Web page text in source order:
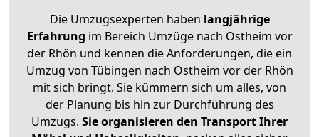
Die Umzugsexperten haben langjährige
Erfahrung im Bereich Umzüge nach Ostheim vor
der Rhön und kennen die Anforderungen, die ein
Umzug von Tübingen nach Ostheim vor der Rhön
mit sich bringt. Sie kümmern sich um alles, von
der Planung bis hin zur Durchführung des
Umzugs. Sie organisieren den Transport Ihrer